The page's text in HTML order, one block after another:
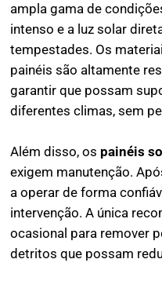
ampla gama de
intenso e a luz solar
tempestades. Os
painéis são altamente
garantir que possam
diferentes climas, sem
Além disso, os painéis
exigem manutenção.
a operar de forma
intervenção. A única
ocasional para remover
detritos que possam